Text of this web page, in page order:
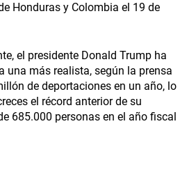
Honduras y Colombia el 19 de
el presidente Donald Trump ha
una más realista, según la prensa
de deportaciones en un año, lo
el récord anterior de su
685.000 personas en el año fiscal